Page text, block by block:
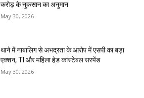
करोड़ के नुकसान का अनुमान
May 30, 2026
थाने में नाबालिग से अभद्रता के आरोप में एसपी का बड़ा
एक्शन, TI और महिला हेड कांस्टेबल सस्पेंड
May 30, 2026